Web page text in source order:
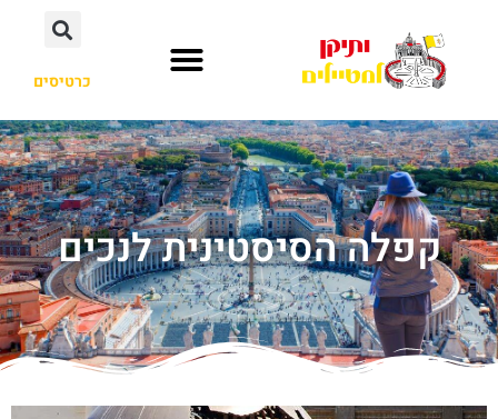
כרטיסים
קפלה הסיסטינית לנכים